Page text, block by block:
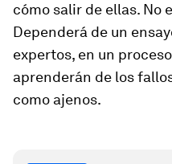
cómo salir de ellas. No
Dependerá de un
expertos, en un
aprenderán de los
como ajenos.